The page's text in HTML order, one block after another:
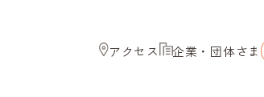
アクセス 企業・団体さま